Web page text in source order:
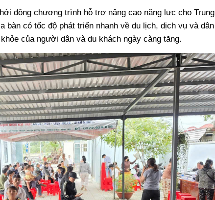
động chương trình hỗ trợ nâng cao năng lực cho Trung
bàn có tốc độ phát triển nhanh về du lịch, dịch vụ và dân
của người dân và du khách ngày càng tăng.